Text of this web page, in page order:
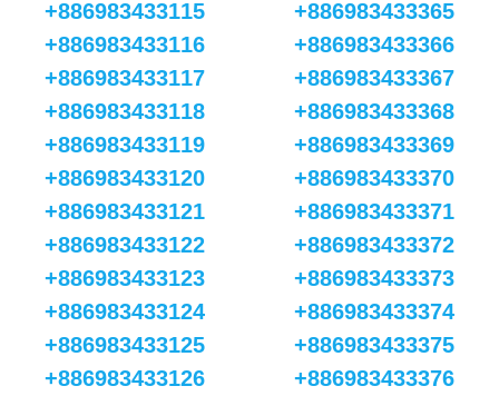
+886983433115
+886983433116
+886983433117
+886983433118
+886983433119
+886983433120
+886983433121
+886983433122
+886983433123
+886983433124
+886983433125
+886983433126
+886983433365
+886983433366
+886983433367
+886983433368
+886983433369
+886983433370
+886983433371
+886983433372
+886983433373
+886983433374
+886983433375
+886983433376